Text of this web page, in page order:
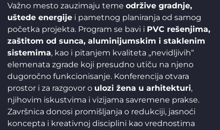
Važno mesto zauzimaju teme održive gradnje,
uštede energije i pametnog planiranja od samog
početka projekta. Program se bavi i PVC rešenjima,
zaštitom od sunca, aluminijumskim i staklenim
sistemima, kao i pitanjem kvaliteta „nevidljivih“
elemenata zgrade koji presudno utiču na njeno
dugoročno funkcionisanje. Konferencija otvara
prostor i za razgovor o ulozi žena u arhitekturi,
njihovim iskustvima i vizijama savremene prakse.
Završnica donosi promišljanja o redukciji, jasnoći
koncepta i kreativnoj disciplini kao vrednostima